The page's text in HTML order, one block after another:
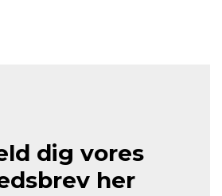
dig vores
her